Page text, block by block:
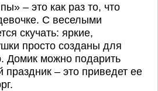
– это как раз то, что
С веселыми
скучать: яркие,
просто созданы для
Домик можно подарить
– это приведет ее